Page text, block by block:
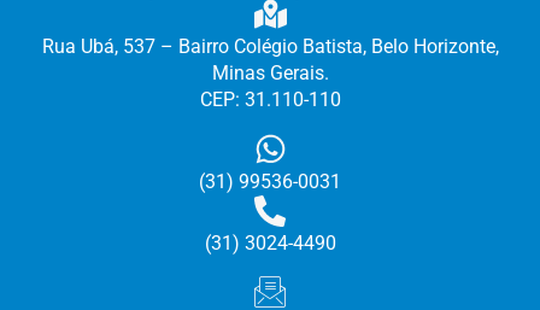
Rua Ubá, 537 – Bairro Colégio Batista, Belo Horizonte,
Minas Gerais.
CEP: 31.110-110
(31) 99536-0031
(31) 3024-4490